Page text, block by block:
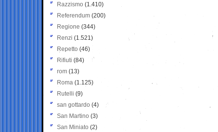
Razzismo (1.410)
Referendum (200)
Regione (344)
Renzi (1.521)
Repetto (46)
Rifiuti (84)
rom (13)
Roma (1.125)
Rutelli (9)
san gottardo (4)
San Martino (3)
San Miniato (2)